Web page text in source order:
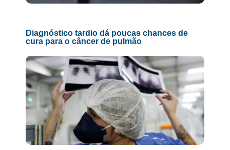
Diagnóstico tardio dá poucas chances de
cura para o câncer de pulmão